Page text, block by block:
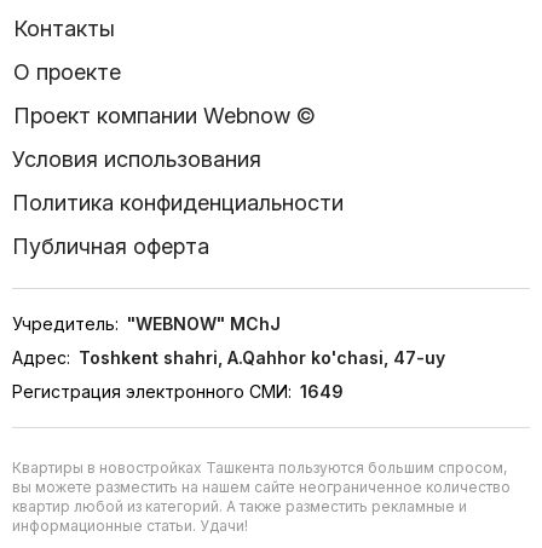
Контакты
О проекте
Проект компании Webnow ©
Условия использования
Политика конфиденциальности
Публичная оферта
Учредитель: "WEBNOW" MChJ
Адрес: Toshkent shahri, A.Qahhor ko'chasi, 47-uy
Регистрация электронного СМИ: 1649
Квартиры в новостройках Ташкента пользуются большим спросом,
вы можете разместить на нашем сайте неограниченное количество
квартир любой из категорий. А также разместить рекламные и
информационные статьи. Удачи!